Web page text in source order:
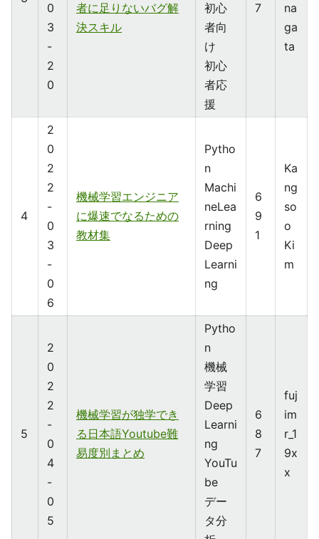
0
3
-
2
0
者に足りないバグ解
決スキル
初心
者向
け
初心
者応
援
7
na
ga
ta
4
2
0
2
2
-
0
3
-
0
6
機械学習エンジニア
に爆速でなるための
教材集
Pytho
n
Machi
neLea
rning
Deep
Learni
ng
6
9
1
Ka
ng
so
o
Ki
m
5
2
0
2
2
-
0
4
-
0
5
機械学習が独学でき
る日本語Youtube難
易度別まとめ
Pytho
n
機械
学習
Deep
Learni
ng
YouTu
be
デー
タ分
6
8
7
fuj
im
r_1
9x
x